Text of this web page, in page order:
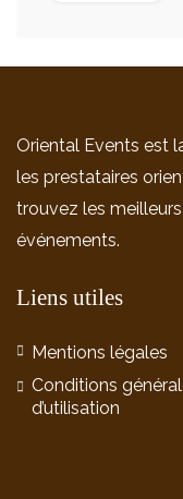
Oriental Events est
les prestataires
trouvez les
événements.
Liens utiles
Mentions légales
Conditions
d’utilisation